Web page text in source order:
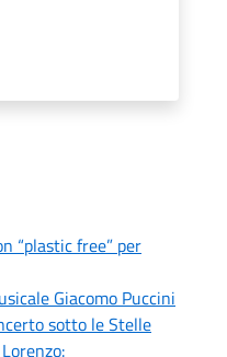
“plastic free” per
Giacomo Puccini
sotto le Stelle